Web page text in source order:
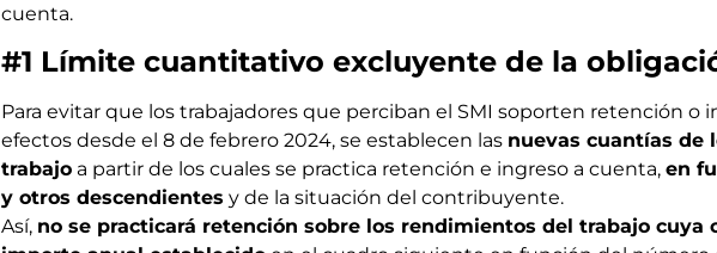
cuenta.
#1 Límite cuantitativo excluyente de la
Para evitar que los trabajadores que perciban el SMI soporten retención o
efectos desde el 8 de febrero 2024, se establecen las nuevas cuantías de
trabajo a partir de los cuales se practica retención e ingreso a cuenta, en
y otros descendientes y de la situación del contribuyente.
Así, no se practicará retención sobre los rendimientos del trabajo cuya